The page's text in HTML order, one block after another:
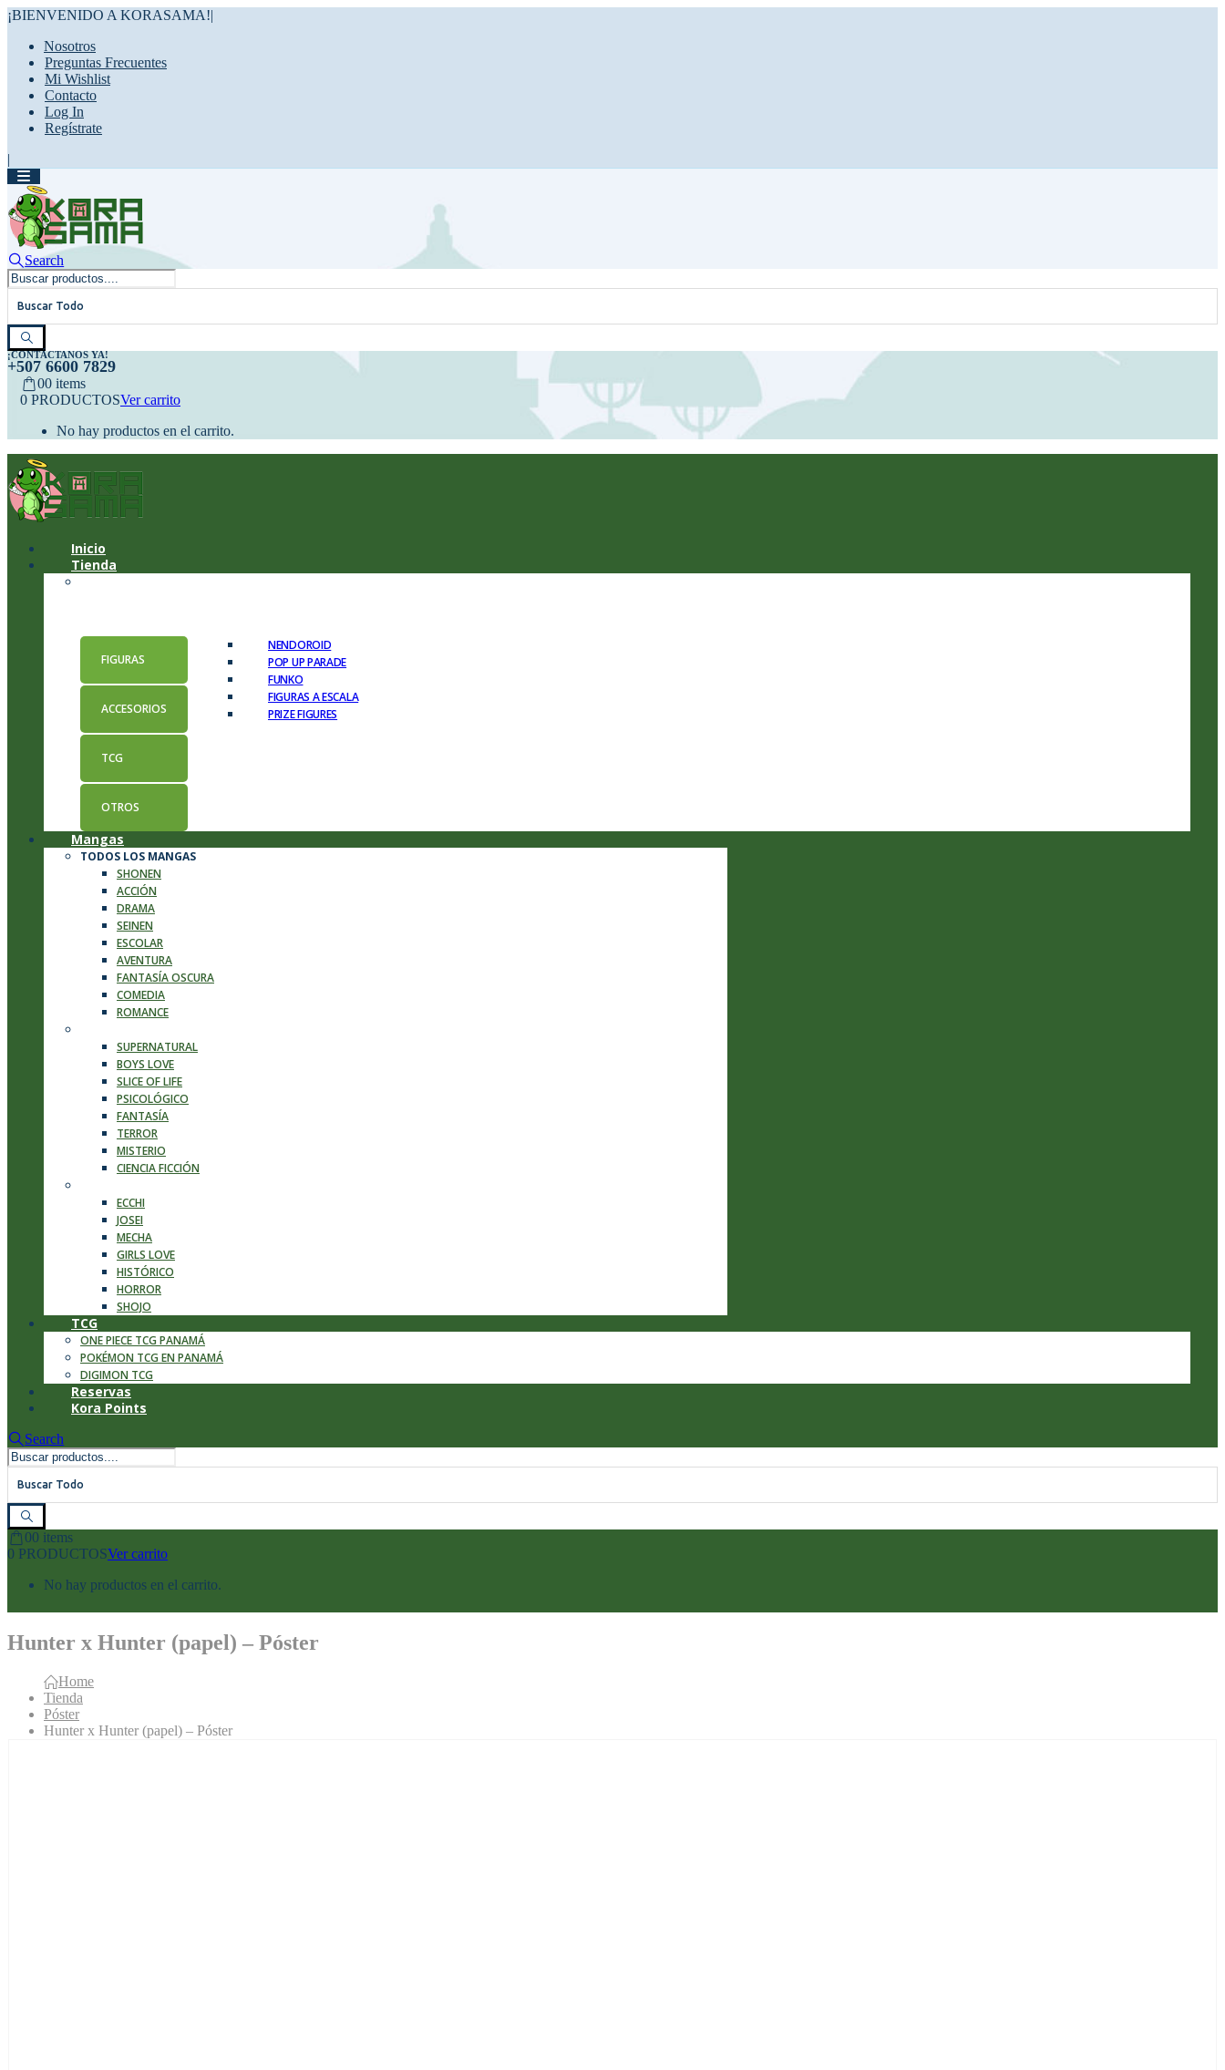
¡BIENVENIDO A KORASAMA!|
Nosotros
Preguntas Frecuentes
Mi Wishlist
Contacto
Log In
Regístrate
|
Search
Buscar Todo
¡CONTÁCTANOS YA!
+507 6600 7829
00 items
0 PRODUCTOSVer carrito
No hay productos en el carrito.
Inicio
Tienda
FIGURAS
ACCESORIOS
TCG
OTROS
NENDOROID
POP UP PARADE
FUNKO
FIGURAS A ESCALA
PRIZE FIGURES
Mangas
TODOS LOS MANGAS
SHONEN
ACCIÓN
DRAMA
SEINEN
ESCOLAR
AVENTURA
FANTASÍA OSCURA
COMEDIA
ROMANCE
SUPERNATURAL
BOYS LOVE
SLICE OF LIFE
PSICOLÓGICO
FANTASÍA
TERROR
MISTERIO
CIENCIA FICCIÓN
ECCHI
JOSEI
MECHA
GIRLS LOVE
HISTÓRICO
HORROR
SHOJO
TCG
ONE PIECE TCG PANAMÁ
POKÉMON TCG EN PANAMÁ
DIGIMON TCG
Reservas
Kora Points
Search
Buscar Todo
00 items
0 PRODUCTOSVer carrito
No hay productos en el carrito.
Hunter x Hunter (papel) – Póster
Home
Tienda
Póster
Hunter x Hunter (papel) – Póster